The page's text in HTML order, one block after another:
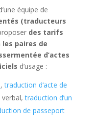
équipe de
(traducteurs
des tarifs
les paires de
d’actes
d’usage :
,traduction d’acte de
traduction d’un
de passeport